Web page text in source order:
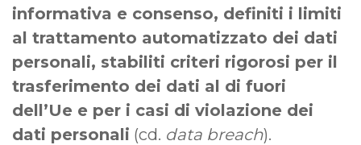
informativa e consenso, definiti i limiti
al trattamento automatizzato dei dati
personali, stabiliti criteri rigorosi per il
trasferimento dei dati al di fuori
dell’Ue e per i casi di violazione dei
dati personali (cd. data breach).